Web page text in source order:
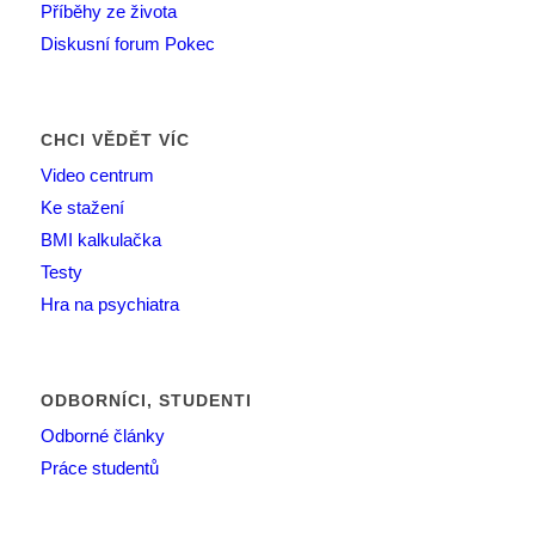
Příběhy ze života
Diskusní forum Pokec
CHCI VĚDĚT VÍC
Video centrum
Ke stažení
BMI kalkulačka
Testy
Hra na psychiatra
ODBORNÍCI, STUDENTI
Odborné články
Práce studentů